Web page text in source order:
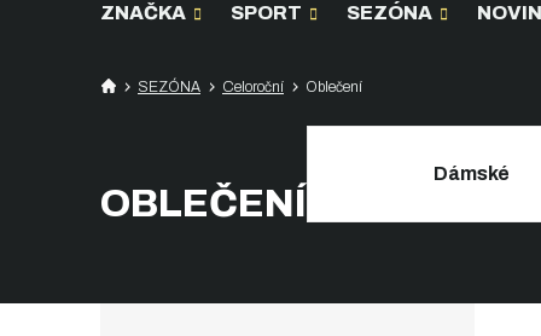
ZNAČKA SPORT SEZÓNA
SEZÓNA Celoroční Oblečení
OBLEČENÍ
Dámské